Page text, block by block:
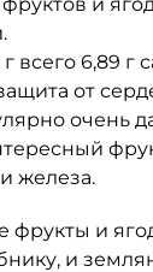
г всего 6,89
от
очень
железа.
фрукты и
и